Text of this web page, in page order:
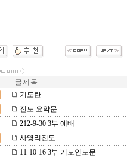
글 제 목
기도란
전도 요약문
212-9-30 3부 예배
사영리전도
11-10-16 3부 기도인도문